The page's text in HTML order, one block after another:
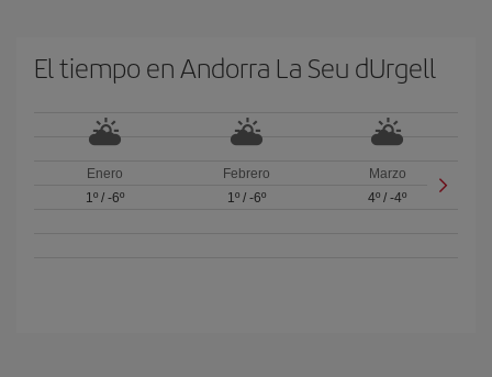
El tiempo en Andorra La Seu dUrgell
Enero
1º/ -6º
Febrero
1º/ -6º
Marzo
4º /-4º